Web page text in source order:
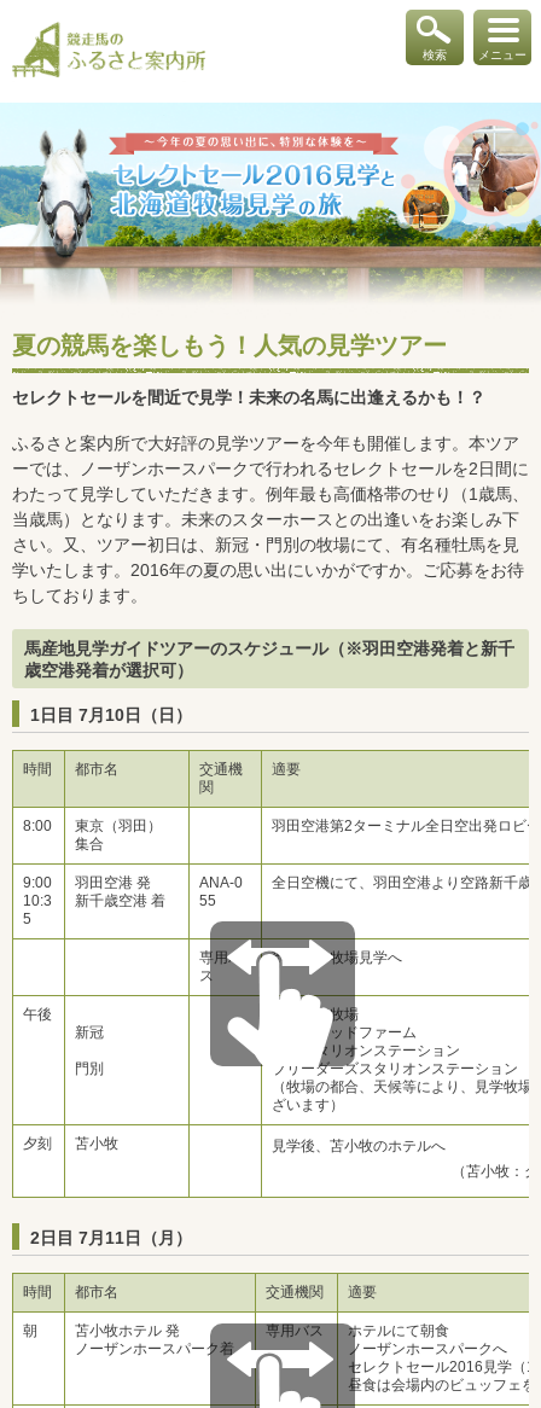
メニュー
検索
夏の競馬を楽しもう！人気の見学ツアー
セレクトセールを間近で見学！未来の名馬に出逢えるかも！？
ふるさと案内所で大好評の見学ツアーを今年も開催します。本ツア
ーでは、ノーザンホースパークで行われるセレクトセールを2日間に
わたって見学していただきます。例年最も高価格帯のせり（1歳馬、
当歳馬）となります。未来のスターホースとの出逢いをお楽しみ下
さい。又、ツアー初日は、新冠・門別の牧場にて、有名種牡馬を見
学いたします。2016年の夏の思い出にいかがですか。ご応募をお待
ちしております。
馬産地見学ガイドツアーのスケジュール（※羽田空港発着と新千
歳空港発着が選択可）
1日目 7月10日（日）
時間 都市名
交通機
関
適要
8:00
東京（羽田）
集合
羽田空港第2ターミナル全日空出発ロビ
9:00
10:3
5
羽田空港 発
新千歳空港 着
ANA-0
55
全日空機にて、羽田空港より空路新千歳
専用バ
ス
到着後、牧場見学へ
午後
新冠
門別
見学予定牧場
ビッグレッドファーム
優駿スタリオンステーション
ブリーダーズスタリオンステーション
（牧場の都合、天候等により、見学牧
ざいます）
夕刻 苫小牧
見学後、苫小牧のホテルへ
（苫小牧：
2日目 7月11日（月）
時間 都市名 交通機関 適要
朝
苫小牧ホテル 発
ノーザンホースパーク着
専用バス
ホテルにて朝食
ノーザンホースパークへ
セレクトセール2016見学（1
昼食は会場内のビュッフェ